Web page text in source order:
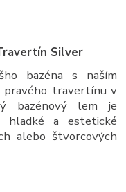
Silver
bazéna s naším
pravého travertínu v
bazénový lem je
hladké a estetické
alebo štvorcových